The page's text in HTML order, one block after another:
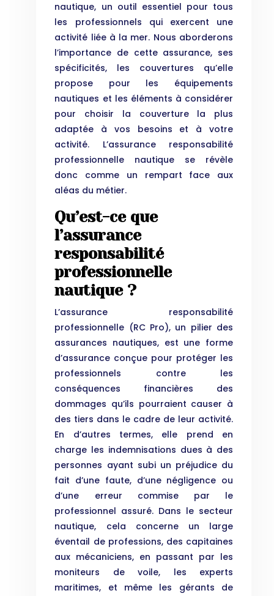
nautique, un outil essentiel pour tous
les professionnels qui exercent une
activité liée à la mer. Nous aborderons
l’importance de cette assurance, ses
spécificités, les couvertures qu’elle
propose pour les équipements
nautiques et les éléments à considérer
pour choisir la couverture la plus
adaptée à vos besoins et à votre
activité. L’assurance responsabilité
professionnelle nautique se révèle
donc comme un rempart face aux
aléas du métier.
Qu’est-ce que
l’assurance
responsabilité
professionnelle
nautique ?
L’assurance responsabilité
professionnelle (RC Pro), un pilier des
assurances nautiques, est une forme
d’assurance conçue pour protéger les
professionnels contre les
conséquences financières des
dommages qu’ils pourraient causer à
des tiers dans le cadre de leur activité.
En d’autres termes, elle prend en
charge les indemnisations dues à des
personnes ayant subi un préjudice du
fait d’une faute, d’une négligence ou
d’une erreur commise par le
professionnel assuré. Dans le secteur
nautique, cela concerne un large
éventail de professions, des capitaines
aux mécaniciens, en passant par les
moniteurs de voile, les experts
maritimes, et même les gérants de